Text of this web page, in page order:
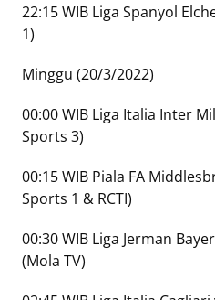
22:15 WIB Liga Spanyol
1)
Minggu (20/3/2022)
00:00 WIB Liga Italia Inter
Sports 3)
00:15 WIB Piala FA
Sports 1 & RCTI)
00:30 WIB Liga Jerman
(Mola TV)